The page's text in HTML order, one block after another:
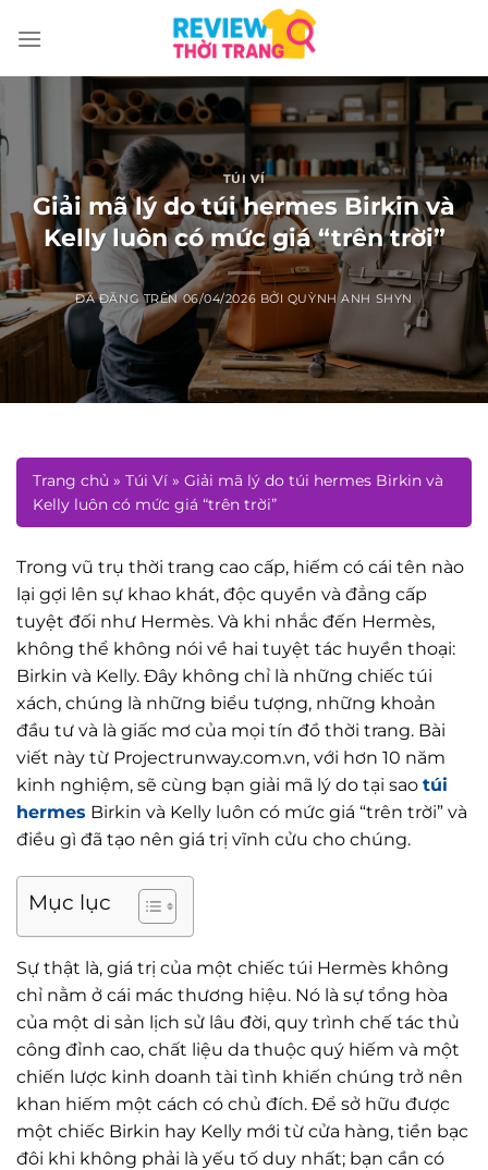
đến
TÚI VÍ
Giải mã lý do túi hermes Birkin và
Kelly luôn có mức giá “trên trời”
ĐÃ ĐĂNG TRÊN06/04/2026 BỞI QUỲNH ANH SHYN
Trang chủ » Túi Ví » Giải mã lý do túi hermes Birkin và
Kelly luôn có mức giá “trên trời”
Trong vũ trụ thời trang cao cấp, hiếm có cái tên nào
lại gợi lên sự khao khát, độc quyền và đẳng cấp
tuyệt đối như Hermès. Và khi nhắc đến Hermès,
không thể không nói về hai tuyệt tác huyền thoại:
Birkin và Kelly. Đây không chỉ là những chiếc túi
xách, chúng là những biểu tượng, những khoản
đầu tư và là giấc mơ của mọi tín đồ thời trang. Bài
viết này từ Projectrunway.com.vn, với hơn 10 năm
kinh nghiệm, sẽ cùng bạn giải mã lý do tại sao túi
hermes Birkin và Kelly luôn có mức giá “trên trời” và
điều gì đã tạo nên giá trị vĩnh cửu cho chúng.
Mục lục
Sự thật là, giá trị của một chiếc túi Hermès không
chỉ nằm ở cái mác thương hiệu. Nó là sự tổng hòa
của một di sản lịch sử lâu đời, quy trình chế tác thủ
công đỉnh cao, chất liệu da thuộc quý hiếm và một
chiến lược kinh doanh tài tình khiến chúng trở nên
khan hiếm một cách có chủ đích. Để sở hữu được
một chiếc Birkin hay Kelly mới từ cửa hàng, tiền bạc
đôi khi không phải là yếu tố duy nhất; bạn cần có